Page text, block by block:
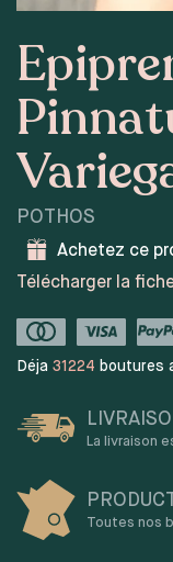
POTHOS
Achetez ce
Télécharger la
Déja 31224 boutures
La livraison
Toutes nos